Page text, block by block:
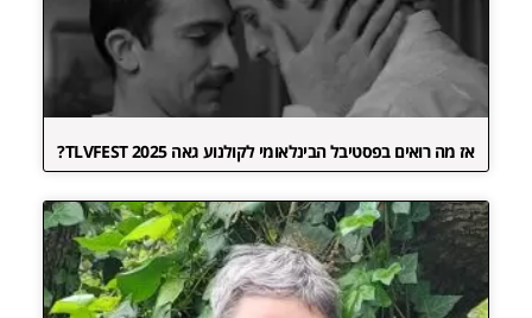
אז מה רואים בפסטיבל הבינלאומי לקולנוע גאה TLVFEST 2025?